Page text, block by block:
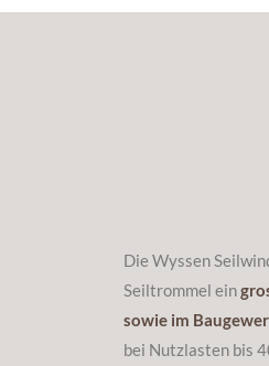
Die Wyssen
Seiltrommel ein
sowie im
bei Nutzlasten bis